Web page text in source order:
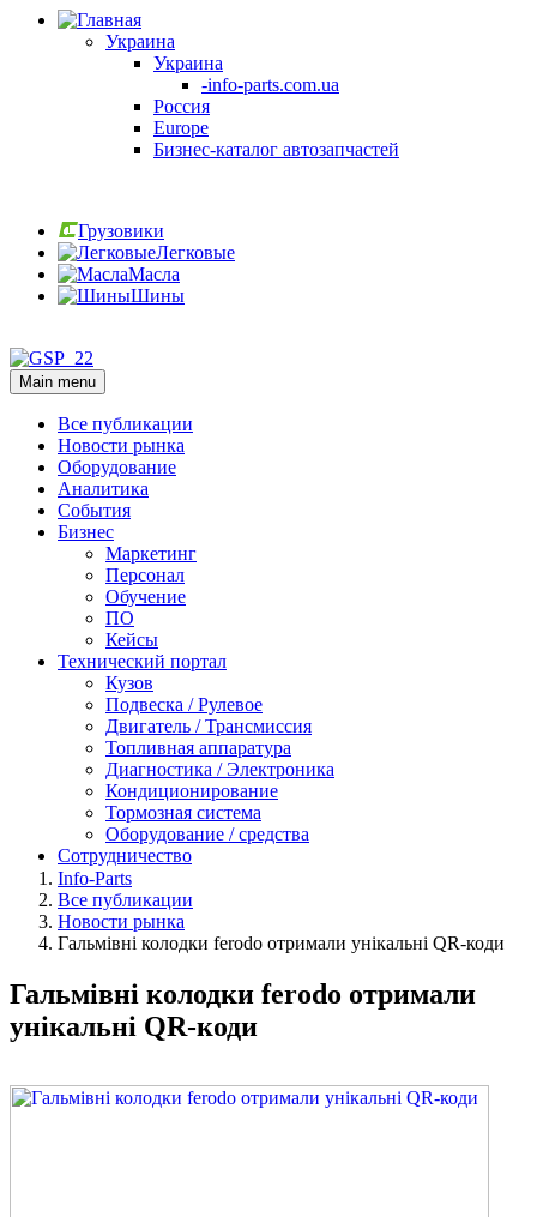
Украина
Украина
-info-parts.com.ua
Россия
Europe
Бизнес-каталог автозапчастей
Грузовики
Легковые
Масла
Шины
Main menu
Все публикации
Новости рынка
Оборудование
Аналитика
События
Бизнес
Маркетинг
Персонал
Обучение
ПО
Кейсы
Технический портал
Кузов
Подвеска / Рулевое
Двигатель / Трансмиссия
Топливная аппаратура
Диагностика / Электроника
Кондиционирование
Тормозная система
Оборудование / средства
Сотрудничество
Info-Parts
Все публикации
Новости рынка
Гальмівні колодки ferodo отримали унікальні QR-коди
Гальмівні колодки ferodo отримали
унікальні QR-коди